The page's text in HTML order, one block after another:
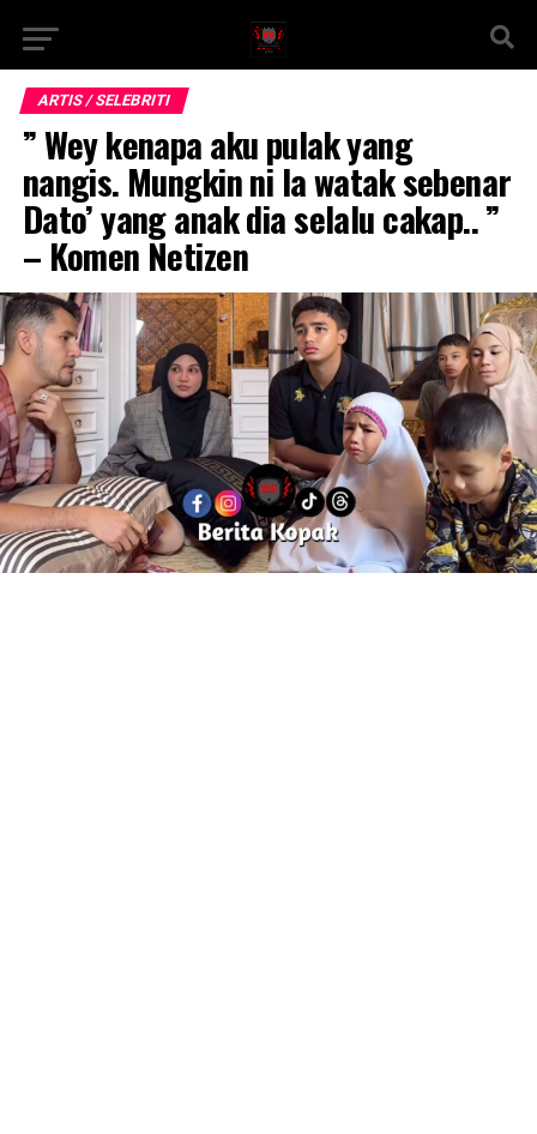
ARTIS / SELEBRITI
” Wey kenapa aku pulak yang
nangis. Mungkin ni la watak sebenar
Dato’ yang anak dia selalu cakap.. ”
– Komen Netizen